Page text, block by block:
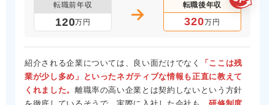
転職前年収
120万円
転職後年収
320万円
紹介される企業については、良い面だけでなく
「ここは残
業が少し多め」といったネガティブな情報も正直に教えて
くれました。 離職率の高い企業とは契約しないという方針